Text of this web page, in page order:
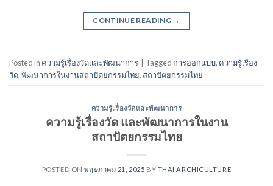
CONTINUE READING →
Posted in ความรู้เรื่องวัดและพัฒนาการ | Tagged การออกแบบ, ความรู้เรื่อง
วัด,พัฒนาการในงานสถาปัตยกรรมไทย, สถาปัตยกรรมไทย
ความรู้เรื่องวัดและพัฒนาการ
ความรู้เรื่องวัด และพัฒนาการในงาน
สถาปัตยกรรมไทย
POSTED ONพฤษภาคม 21, 2025 BY THAI ARCHICULTURE